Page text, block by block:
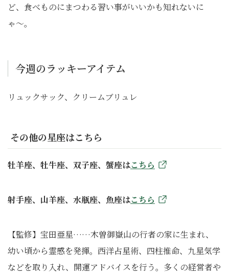
ど、食べものにまつわる習い事がいいかも知れないに
ゃ〜。
今週のラッキーアイテム
リュックサック、クリームブリュレ
その他の星座はこちら
牡羊座、牡牛座、双子座、蟹座はこちら
射手座、山羊座、水瓶座、魚座はこちら
【監修】宝田亜星……木曽御嶽山の行者の家に生まれ、
幼い頃から霊感を発揮。西洋占星術、四柱推命、九星気学
などを取り入れ、開運アドバイスを行う。多くの経営者や